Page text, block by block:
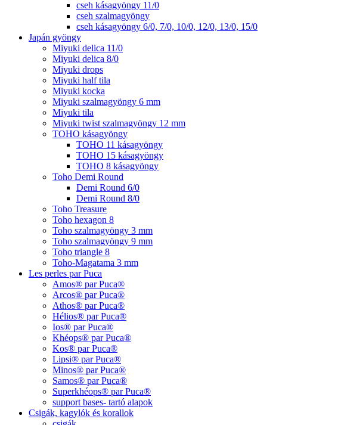
cseh kásagyöngy 11/0
cseh szalmagyöngy
cseh kásagyöngy 6/0, 7/0, 10/0, 12/0, 13/0, 15/0
Japán gyöngy
Miyuki delica 11/0
Miyuki delica 8/0
Miyuki drops
Miyuki half tila
Miyuki kocka
Miyuki szalmagyöngy 6 mm
Miyuki tila
Miyuki twist szalmagyöngy 12 mm
TOHO kásagyöngy
TOHO 11 kásagyöngy
TOHO 15 kásagyöngy
TOHO 8 kásagyöngy
Toho Demi Round
Demi Round 6/0
Demi Round 8/0
Toho Treasure
Toho hexagon 8
Toho szalmagyöngy 3 mm
Toho szalmagyöngy 9 mm
Toho triangle 8
Toho-Magatama 3 mm
Les perles par Puca
Amos® par Puca®
Arcos® par Puca®
Athos® par Puca®
Hélios® par Puca®
Ios® par Puca®
Khéops® par Puca®
Kos® par Puca®
Lipsi® par Puca®
Minos® par Puca®
Samos® par Puca®
Superkhéops® par Puca®
support bases- tartó alapok
Csigák, kagylók és korallok